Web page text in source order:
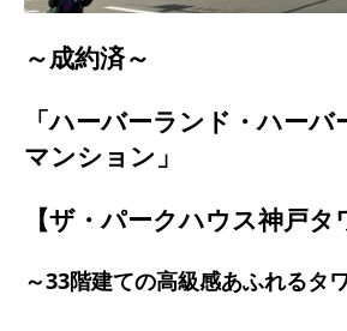
～成約済～
「ハーバーランド・ハー
マンション」
【ザ・パークハウス神戸タ
～33階建ての高級感あふれるタ